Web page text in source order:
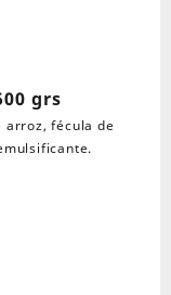
grs
arroz, fécula de